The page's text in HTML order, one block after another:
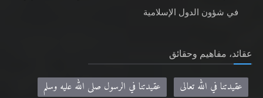
في شؤون الدول الإسلامية
عقائد، مفاهيم وحقائق
عقيدتنا في الله تعالى
عقيدتنا في الرسول صلى الله عليه وسلم